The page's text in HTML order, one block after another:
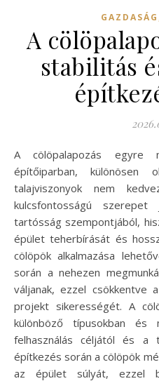
GAZDASÁG
A
stabilitás
A cölöpalapozás egyre népszerűbb megoldás az
építőiparban, különösen
talajviszonyok nem
kulcsfontosságú
tartósság szempontjából,
épület teherbírását és
cölöpök alkalmazása
során a nehezen
váljanak, ezzel csökkentve
projekt sikerességét. A
különböző típusokban
felhasználás céljától és a
építkezés során a cölöpök
az épület súlyát, ezzel